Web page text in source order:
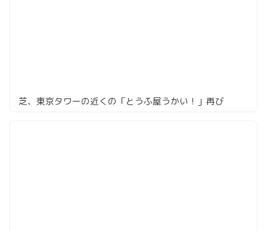
芝、東京タワーの近くの「とうふ屋うかい！」再び